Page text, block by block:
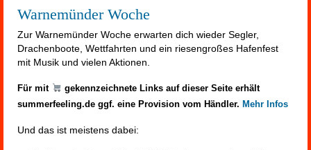
Warnemünder Woche
Zur Warnemünder Woche erwarten dich wieder Segler,
Drachenboote, Wettfahrten und ein riesengroßes Hafenfest
mit Musik und vielen Aktionen.
Für mit
gekennzeichnete Links auf dieser Seite erhält
summerfeeling.de ggf. eine Provision vom Händler. Mehr Infos
Und das ist meistens dabei: